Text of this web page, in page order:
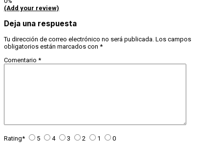
(Add your review)
Deja una respuesta
Tu dirección de correo electrónico no será publicada. Los campos
obligatorios están marcados con *
Comentario *
Rating* 5 4 3 2 1 0